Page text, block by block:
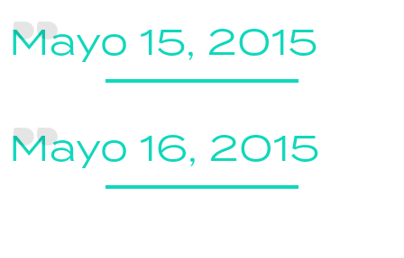
Mayo 15, 2015
Mayo 16, 2015